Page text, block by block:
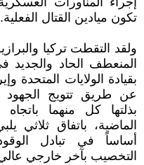
تكون ميادين القتال الفعلية.
ولقد التقطت تركيا
المنعطف الحاد
بقيادة الولايات المتحدة
عن طريق تتويج الجهود
بذلتها كل منهما
الماضية، باتفاق ثلاثي
أساساً في تبادل
التخصيب بآخر خارجي